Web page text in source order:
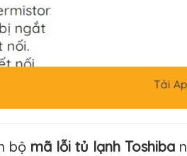
bộ mã lỗi tủ lạnh Toshiba